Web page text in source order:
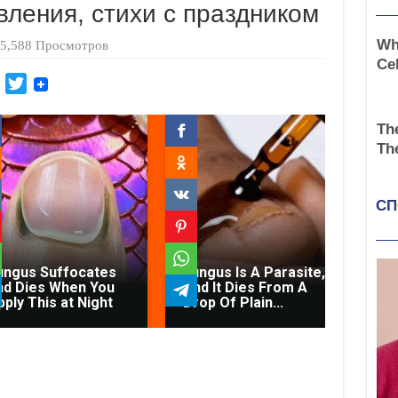
стихи с праздником
5,588 Просмотров
M
R
T
i
t
t
r
Suffocates
Dies When You
This at Night
Fungus Is A Parasite,
And It Dies From A
Drop Of Plain...